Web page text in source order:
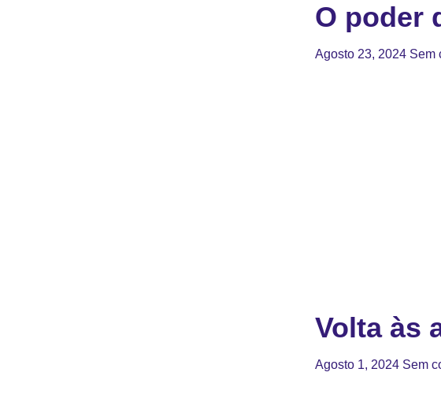
O poder
Agosto 23, 2024 Sem
Volta às
Agosto 1, 2024 Sem